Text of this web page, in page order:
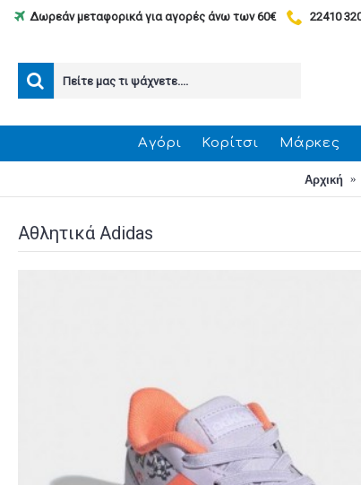
Δωρεάν μεταφορικά για αγορές άνω των 60€ 22410
Αγόρι Κορίτσι Μάρκες
Αρχική
Αθλητικά Adidas